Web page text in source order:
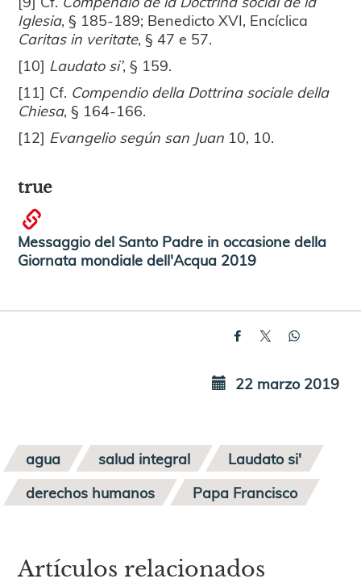
Iglesia, § 185-189; Benedicto XVI, Encíclica
Caritas in veritate, § 47 e 57.
[10] Laudato si’, § 159.
[11] Cf. Compendio della Dottrina sociale della
Chiesa, § 164-166.
[12] Evangelio según san Juan 10, 10.
true
Messaggio del Santo Padre in occasione della
Giornata mondiale dell'Acqua 2019
22 marzo 2019
agua salud integral
Laudato si'
derechos humanos
Papa Francisco
Artículos relacionados